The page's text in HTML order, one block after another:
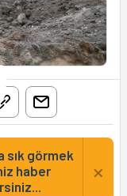
sık görmek
haber
×